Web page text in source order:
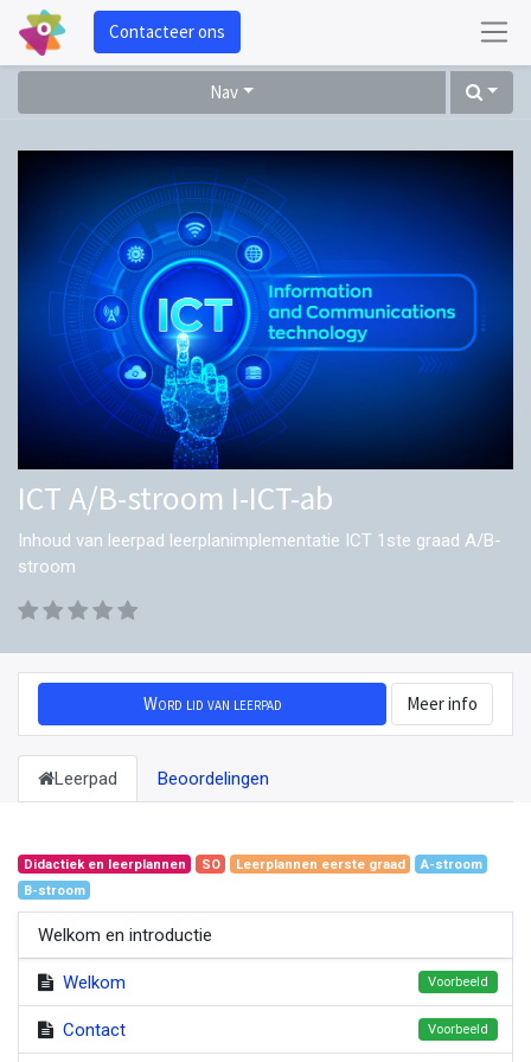
Contacteer ons
Nav
ICT A/B-stroom I-ICT-ab
Inhoud van leerpad leerplanimplementatie ICT 1ste graad A/B-
stroom
Word lid van leerpad Meer info
Leerpad Beoordelingen
Didactiek en leerplannen SO Leerplannen eerste graad
A-stroom
B-stroom
Welkom en introductie
Welkom Voorbeeld
Contact Voorbeeld